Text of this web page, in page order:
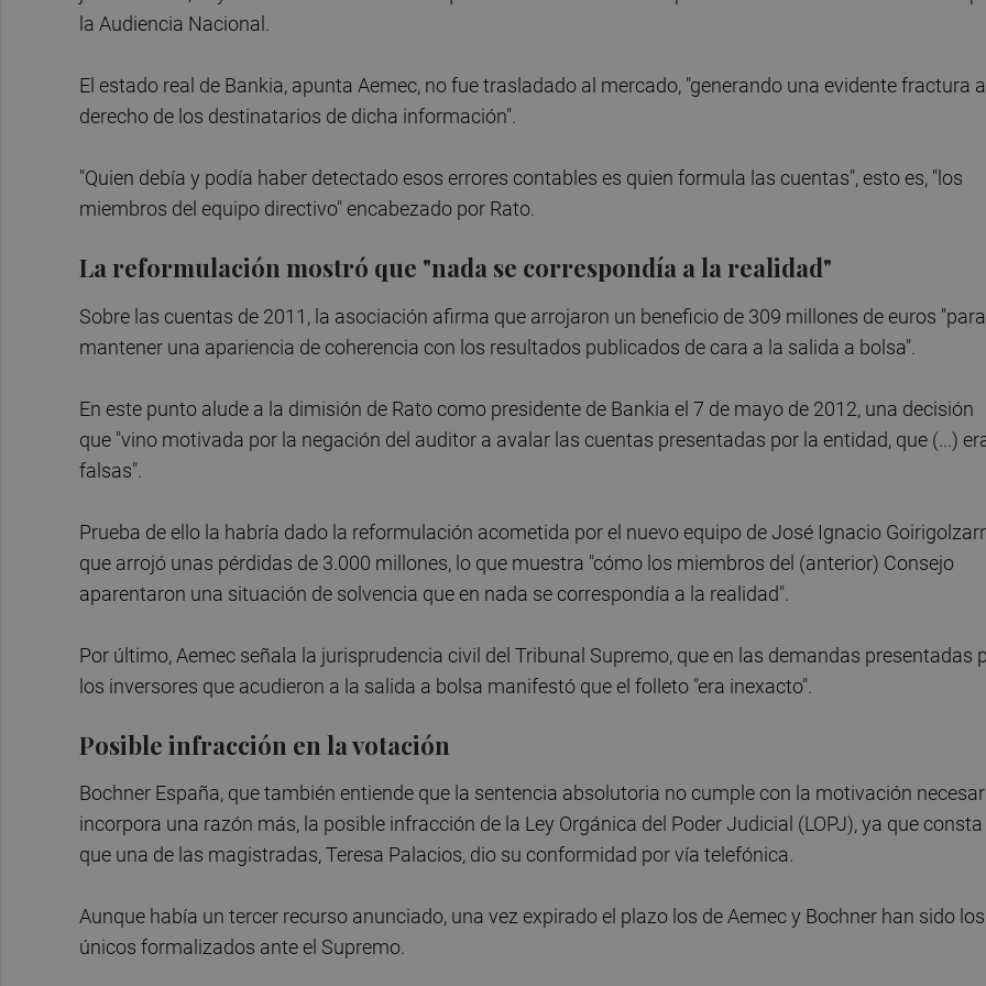
la Audiencia Nacional.
El estado real de Bankia, apunta Aemec, no fue trasladado al mercado, "generando una evidente fractura
derecho de los destinatarios de dicha información".
"Quien debía y podía haber detectado esos errores contables es quien formula las cuentas", esto es, "los
miembros del equipo directivo" encabezado por Rato.
La reformulación mostró que "nada se correspondía a la realidad"
Sobre las cuentas de 2011, la asociación afirma que arrojaron un beneficio de 309 millones de euros "para
mantener una apariencia de coherencia con los resultados publicados de cara a la salida a bolsa".
En este punto alude a la dimisión de Rato como presidente de Bankia el 7 de mayo de 2012, una decisión
que "vino motivada por la negación del auditor a avalar las cuentas presentadas por la entidad, que (...)
falsas".
Prueba de ello la habría dado la reformulación acometida por el nuevo equipo de José Ignacio
que arrojó unas pérdidas de 3.000 millones, lo que muestra "cómo los miembros del (anterior) Consejo
aparentaron una situación de solvencia que en nada se correspondía a la realidad".
Por último, Aemec señala la jurisprudencia civil del Tribunal Supremo, que en las demandas presentadas
los inversores que acudieron a la salida a bolsa manifestó que el folleto "era inexacto".
Posible infracción en la votación
Bochner España, que también entiende que la sentencia absolutoria no cumple con la motivación
incorpora una razón más, la posible infracción de la Ley Orgánica del Poder Judicial (LOPJ), ya que consta
que una de las magistradas, Teresa Palacios, dio su conformidad por vía telefónica.
Aunque había un tercer recurso anunciado, una vez expirado el plazo los de Aemec y Bochner han sido los
únicos formalizados ante el Supremo.